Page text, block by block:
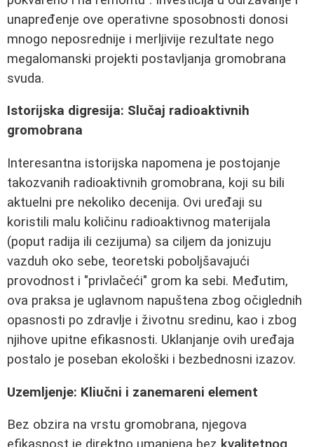
unapređenje ove operativne sposobnosti donosi
mnogo neposrednije i merljivije rezultate nego
megalomanski projekti postavljanja gromobrana
svuda.
Istorijska digresija: Slučaj radioaktivnih
gromobrana
Interesantna istorijska napomena je postojanje
takozvanih radioaktivnih gromobrana, koji su bili
aktuelni pre nekoliko decenija. Ovi uređaji su
koristili malu količinu radioaktivnog materijala
(poput radija ili cezijuma) sa ciljem da jonizuju
vazduh oko sebe, teoretski poboljšavajući
provodnost i "privlačeći" grom ka sebi. Međutim,
ova praksa je uglavnom napuštena zbog očiglednih
opasnosti po zdravlje i životnu sredinu, kao i zbog
njihove upitne efikasnosti. Uklanjanje ovih uređaja
postalo je poseban ekološki i bezbednosni izazov.
Uzemljenje: Kliučni i zanemareni element
Bez obzira na vrstu gromobrana, njegova